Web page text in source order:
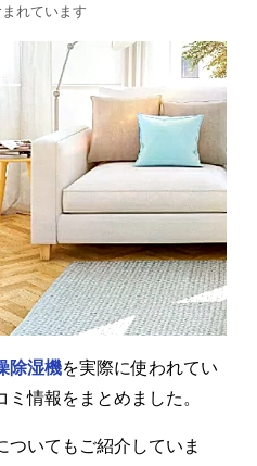
れています
除湿機を実際に使われてい
情報をまとめました。
ついてもご紹介していま